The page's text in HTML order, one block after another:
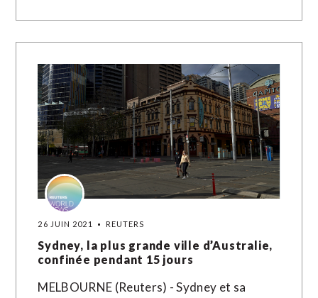
26 JUIN 2021 REUTERS
Sydney, la plus grande ville d’Australie,
confinée pendant 15 jours
MELBOURNE (Reuters) - Sydney et sa